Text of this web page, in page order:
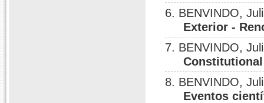
6. BENVINDO,
Exterior -
7. BENVINDO,
8. BENVINDO,
Eventos